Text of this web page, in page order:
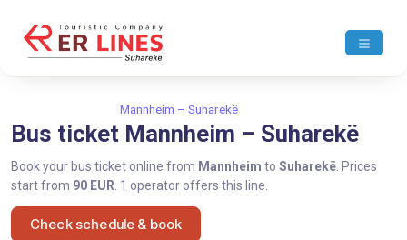
Mannheim – Suharekë
Bus ticket Mannheim – Suharekë
Book your bus ticket online from Mannheim to Suharekë . Prices
start from 90 EUR . 1 operator offers this line.
Check schedule & book